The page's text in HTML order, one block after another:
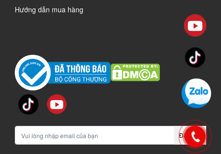
Hướng dẫn mua hàng
Đăng ký